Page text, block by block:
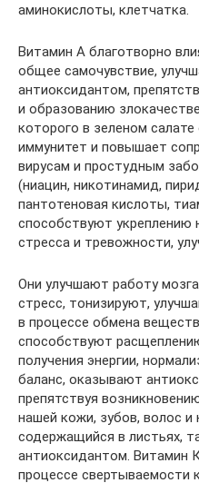
аминокислоты, клетчатка.
Витамин А благотворно
общее самочувствие,
антиоксидантом,
и образованию
которого в зеленом
иммунитет и повышает
вирусам и простудным
(ниацин, никотинамид,
пантотеновая кислоты,
способствуют укреплению
стресса и тревожности,
Они улучшают работу
стресс, тонизируют,
в процессе обмена
способствуют
получения энергии,
баланс, оказывают
препятствуя
нашей кожи, зубов, волос и
содержащийся в листьях,
антиоксидантом. Витамин
процессе свертываемости